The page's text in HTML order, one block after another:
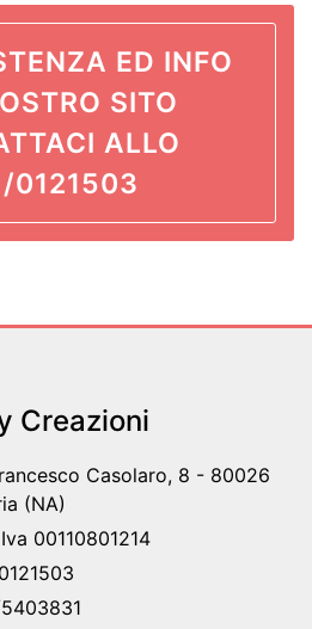
ED INFO
SITO
ALLO
0121503
Creazioni
Casolaro, 8 - 80026
(NA)
00110801214